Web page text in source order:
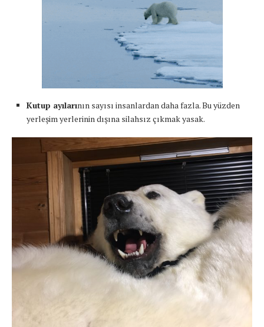
Kutup ayılarının sayısı insanlardan daha fazla. Bu yüzden
yerleşim yerlerinin dışına silahsız çıkmak yasak.